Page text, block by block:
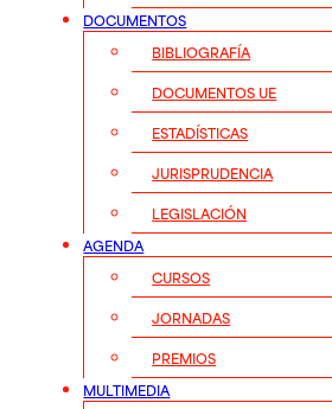
DOCUMENTOS
BIBLIOGRAFÍA
DOCUMENTOS UE
ESTADÍSTICAS
JURISPRUDENCIA
LEGISLACIÓN
AGENDA
CURSOS
JORNADAS
PREMIOS
MULTIMEDIA